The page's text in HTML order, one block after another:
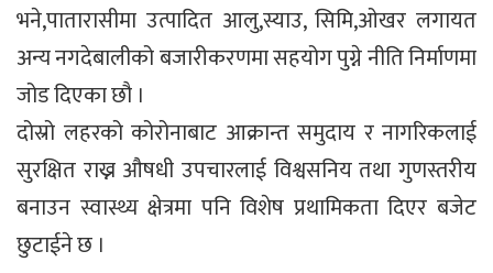
भने,पातारासीमा उत्पादित आलु,स्याउ, सिमि,ओखर लगायत
अन्य नगदेबालीको बजारीकरणमा सहयोग पुग्ने नीति निर्माणमा
जोड दिएका छौ ।
दोस्रो लहरको कोरोनाबाट आक्रान्त समुदाय र नागरिकलाई
सुरक्षित राख्न औषधी उपचारलाई विश्वसनिय तथा गुणस्तरीय
बनाउन स्वास्थ्य क्षेत्रमा पनि विशेष प्रथामिकता दिएर बजेट
छुटाईने छ ।